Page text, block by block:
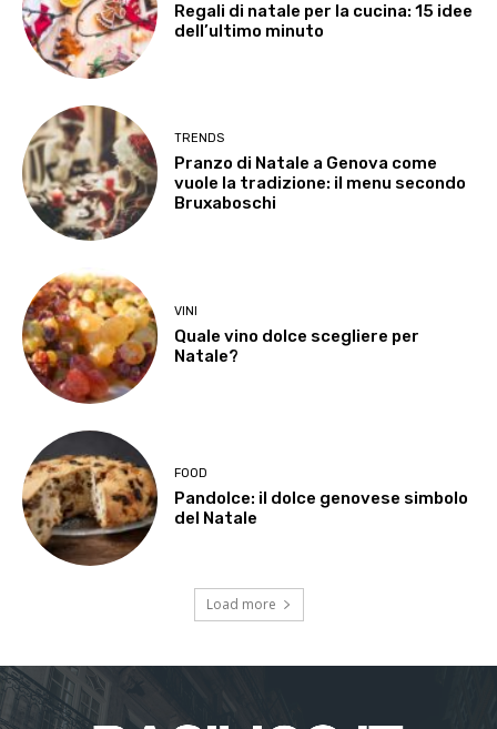
Regali di natale per la cucina: 15 idee
dell’ultimo minuto
TRENDS
Pranzo di Natale a Genova come
vuole la tradizione: il menu secondo
Bruxaboschi
VINI
Quale vino dolce scegliere per
Natale?
FOOD
Pandolce: il dolce genovese simbolo
del Natale
Load more